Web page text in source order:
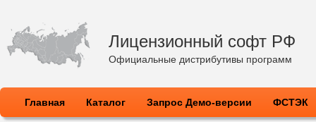
Лицензионный софт РФ
Официальные дистрибутивы программ
Главная Каталог Запрос Демо-версии ФСТЭК